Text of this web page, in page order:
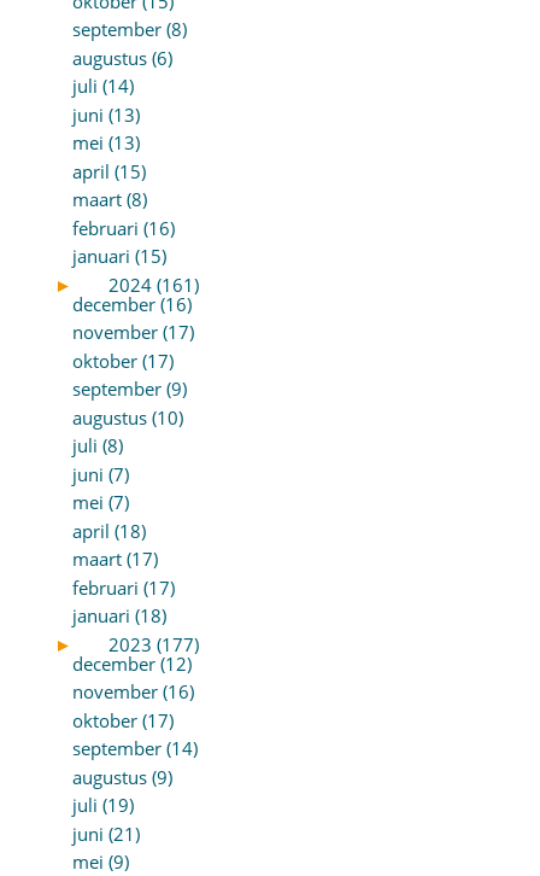
september (8)
augustus (6)
juli (14)
juni (13)
mei (13)
april (15)
maart (8)
februari (16)
januari (15)
►
2024 (161)
december (16)
november (17)
oktober (17)
september (9)
augustus (10)
juli (8)
juni (7)
mei (7)
april (18)
maart (17)
februari (17)
januari (18)
►
2023 (177)
december (12)
november (16)
oktober (17)
september (14)
augustus (9)
juli (19)
juni (21)
mei (9)